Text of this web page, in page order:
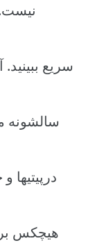
سریع
درپیتیها
هیچکس